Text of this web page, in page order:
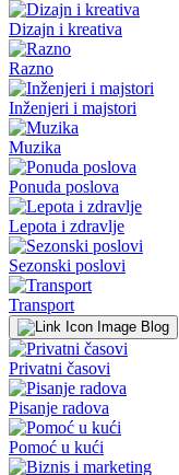
Dizajn i kreativa
Razno
Inženjeri i majstori
Muzika
Ponuda poslova
Lepota i zdravlje
Sezonski poslovi
Transport
Blog
Privatni časovi
Pisanje radova
Pomoć u kući